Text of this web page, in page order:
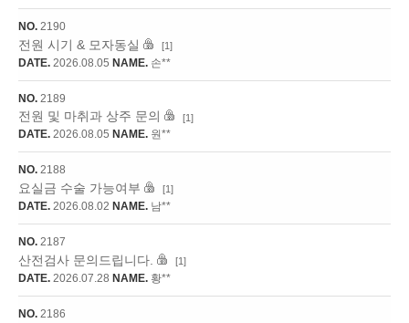
NO. 2190
전원 시기 & 모자동실 [1]
DATE. 2026.08.05 NAME. 손**
NO. 2189
전원 및 마취과 상주 문의 [1]
DATE. 2026.08.05 NAME. 원**
NO. 2188
요실금 수술 가능여부 [1]
DATE. 2026.08.02 NAME. 남**
NO. 2187
산전검사 문의드립니다. [1]
DATE. 2026.07.28 NAME. 황**
NO. 2186